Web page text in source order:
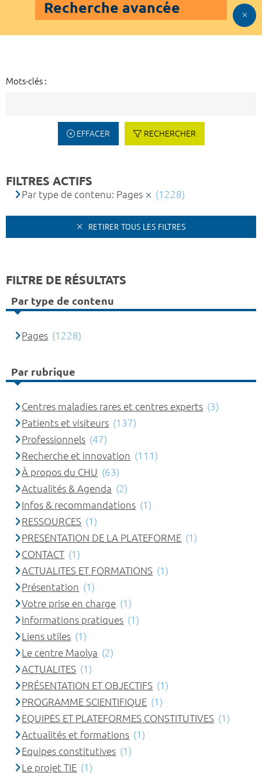
Recherche avancée
Mots-clés :
EFFACER RECHERCHER
FILTRES ACTIFS
Par type de contenu: Pages (1228)
RETIRER TOUS LES FILTRES
FILTRE DE RÉSULTATS
Par type de contenu
Pages (1228)
Par rubrique
Centres maladies rares et centres experts (3)
Patients et visiteurs (137)
Professionnels (47)
Recherche et innovation (111)
À propos du CHU (63)
Actualités & Agenda (2)
Infos & recommandations (1)
RESSOURCES (1)
PRESENTATION DE LA PLATEFORME (1)
CONTACT (1)
ACTUALITES ET FORMATIONS (1)
Présentation (1)
Votre prise en charge (1)
Informations pratiques (1)
Liens utiles (1)
Le centre Maolya (2)
ACTUALITES (1)
PRÉSENTATION ET OBJECTIFS (1)
PROGRAMME SCIENTIFIQUE (1)
EQUIPES ET PLATEFORMES CONSTITUTIVES (1)
Actualités et formations (1)
Equipes constitutives (1)
Le projet TIE (1)